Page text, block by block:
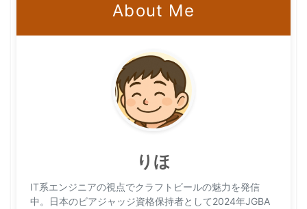
About Me
りほ
IT系エンジニアの視点でクラフトビールの魅力を発信
中。日本のビアジャッジ資格保持者として2024年JGBA